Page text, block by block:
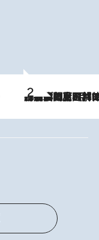
2026.8.8
「最後に見られてよかった」上野動物園の東園パンダ舎が解体前に特別公開。8月16日まで延長されたパネル展と共に辿る“半世紀”のパンダ飼育《解体工事の図面あり》